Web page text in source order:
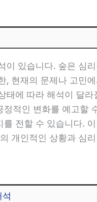
이 있습니다. 숲은 심
, 현재의 문제나 고민
태에 따라 해석이 달
적인 변화를 예고할
전할 수 있습니다.
개인적인 상황과 심